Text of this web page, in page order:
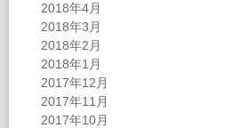
2018年4月
2018年3月
2018年2月
2018年1月
2017年12月
2017年11月
2017年10月